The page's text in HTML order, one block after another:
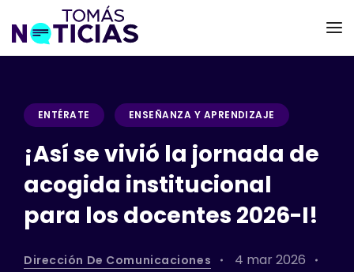
ENTÉRATE ENSEÑANZA Y APRENDIZAJE
¡Así se vivió la jornada de
acogida institucional
para los docentes 2026-I!
Dirección De Comunicaciones
4 mar 2026